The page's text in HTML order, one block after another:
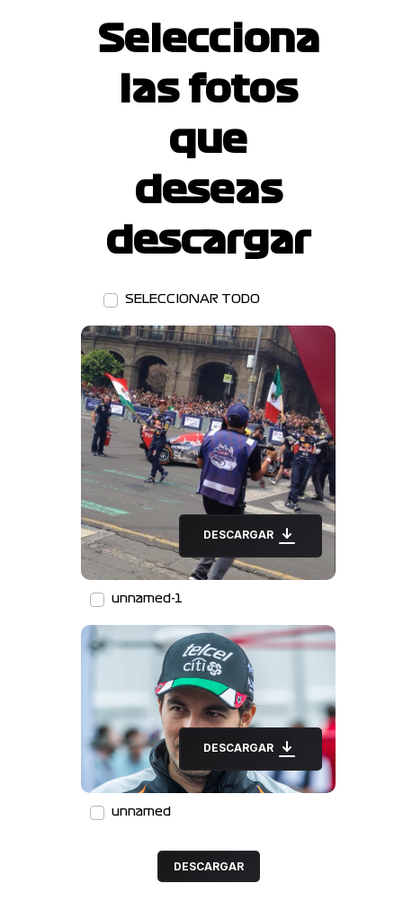
Selecciona
las fotos
que
deseas
descargar
SELECCIONAR TODO
DESCARGAR
unnamed-1
DESCARGAR
unnamed
DESCARGAR